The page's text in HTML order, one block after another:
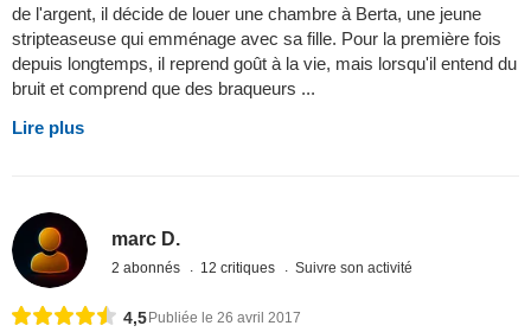
de l'argent, il décide de louer une chambre à Berta, une jeune
stripteaseuse qui emménage avec sa fille. Pour la première fois
depuis longtemps, il reprend goût à la vie, mais lorsqu'il entend du
bruit et comprend que des braqueurs ...
Lire plus
marc D.
2 abonnés 12 critiques Suivre son activité
4,5 Publiée le 26 avril 2017